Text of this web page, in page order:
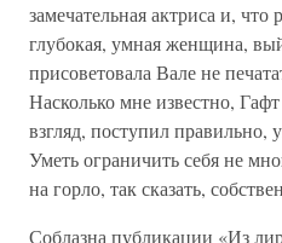
замечательная актриса и, что
глубокая, умная женщина,
присоветовала Вале не
Насколько мне известно,
взгляд, поступил
Уметь ограничить себя не
на горло, так сказать,
Соблазна публикации «Из